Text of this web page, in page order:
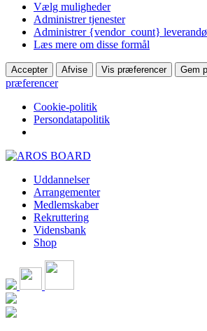
Vælg muligheder
Administrer tjenester
Administrer {vendor_count}
Læs mere om disse formål
Accepter Afvise Vis præferencer Gem
præferencer
Cookie-politik
Persondatapolitik
Skip
contentUddannelser
Arrangementer
Medlemskaber
Rekruttering
Vidensbank
Shop